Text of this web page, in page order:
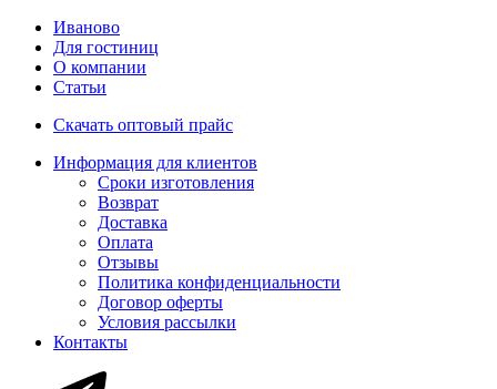
Иваново
Для гостиниц
О компании
Статьи
Скачать оптовый прайс
Информация для клиентов
Сроки изготовления
Возврат
Доставка
Оплата
Отзывы
Политика конфиденциальности
Договор оферты
Условия рассылки
Контакты